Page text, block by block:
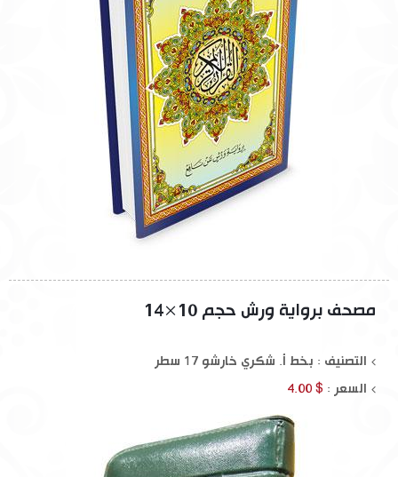
مصحف برواية ورش حجم 10×14
التصنيف : بخط أ. شكري خارشو 17 سطر
السعر : $ 4.00